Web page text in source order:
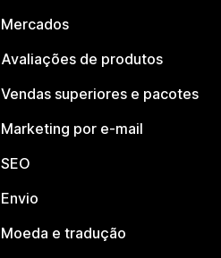
Mercados
Avaliações de produtos
Vendas superiores e pacotes
Marketing por e-mail
SEO
Envio
Moeda e tradução